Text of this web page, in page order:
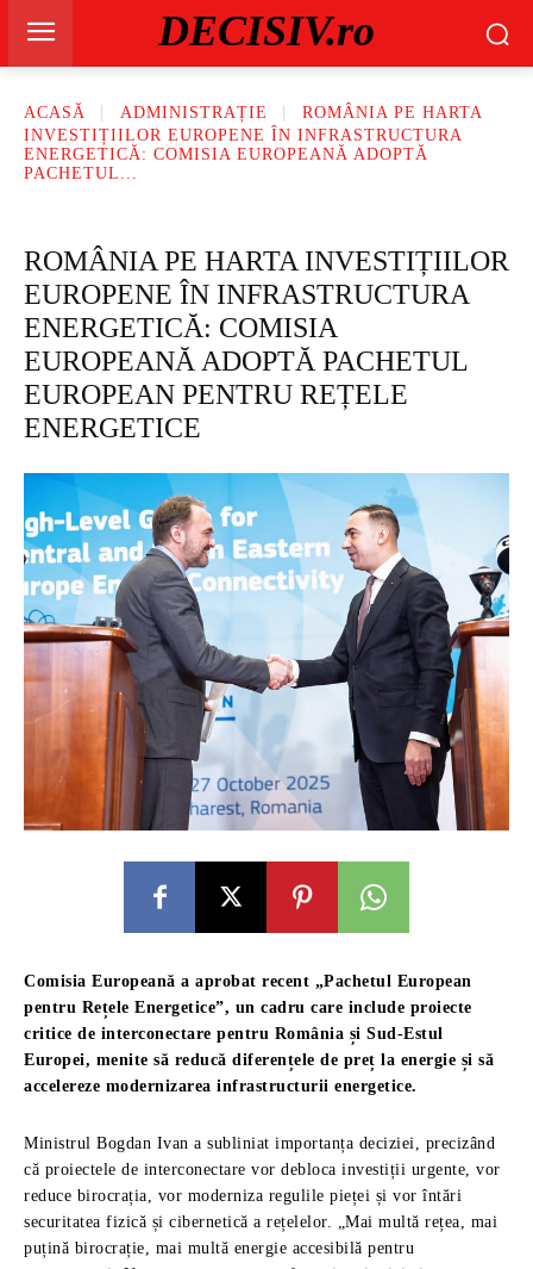
DECISIV.ro
ACASĂ ADMINISTRAȚIE
ROMÂNIA PE HARTA
INVESTIȚIILOR EUROPENE ÎN INFRASTRUCTURA
ENERGETICĂ: COMISIA EUROPEANĂ ADOPTĂ
PACHETUL...
ROMÂNIA PE HARTA INVESTIȚIILOR
EUROPENE ÎN INFRASTRUCTURA
ENERGETICĂ: COMISIA
EUROPEANĂ ADOPTĂ PACHETUL
EUROPEAN PENTRU REȚELE
ENERGETICE
Comisia Europeană a aprobat recent „Pachetul European
pentru Rețele Energetice”, un cadru care include proiecte
critice de interconectare pentru România și Sud-Estul
Europei, menite să reducă diferențele de preț la energie și să
accelereze modernizarea infrastructurii energetice.
Ministrul Bogdan Ivan a subliniat importanța deciziei, precizând
că proiectele de interconectare vor debloca investiții urgente, vor
reduce birocrația, vor moderniza regulile pieței și vor întări
securitatea fizică și cibernetică a rețelelor. „Mai multă rețea, mai
puțină birocrație, mai multă energie accesibilă pentru